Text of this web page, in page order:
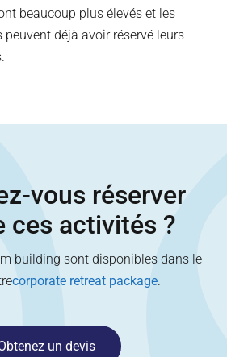
beaucoup plus élevés et les
peuvent déjà avoir réservé leurs
vous réserver
ces activités ?
building sont disponibles dans le
corporate retreat package.
un devis